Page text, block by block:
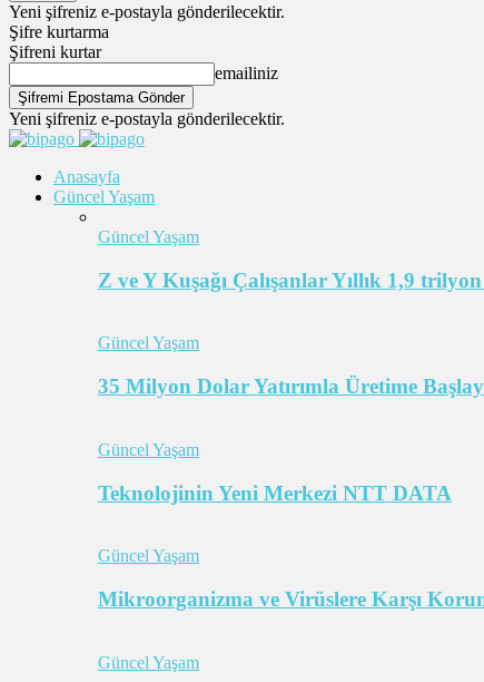
Yeni şifreniz e-postayla gönderilecektir.
Şifre kurtarma
Şifreni kurtar
emailiniz
Yeni şifreniz e-postayla gönderilecektir.
Anasayfa
Güncel Yaşam
Güncel Yaşam
Z ve Y Kuşağı Çalışanlar Yıllık 1,9
Güncel Yaşam
35 Milyon Dolar Yatırımla Üretime
Güncel Yaşam
Teknolojinin Yeni Merkezi NTT DATA
Güncel Yaşam
Mikroorganizma ve Virüslere Karşı
Güncel Yaşam